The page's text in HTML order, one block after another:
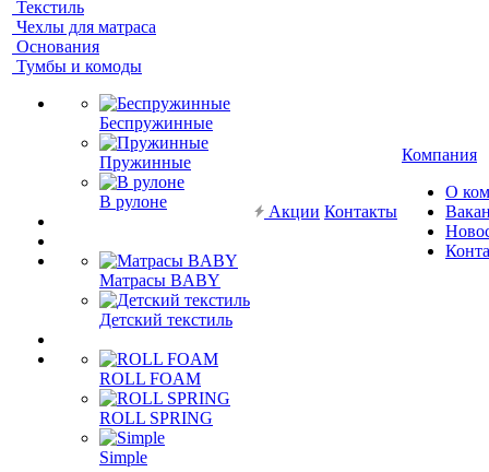
Текстиль
Чехлы для матраса
Основания
Тумбы и комоды
Беспружинные
Пружинные
В рулоне
Матрасы BABY
Детский текстиль
ROLL FOAM
ROLL SPRING
Simple
Акции Контакты
Компания
О